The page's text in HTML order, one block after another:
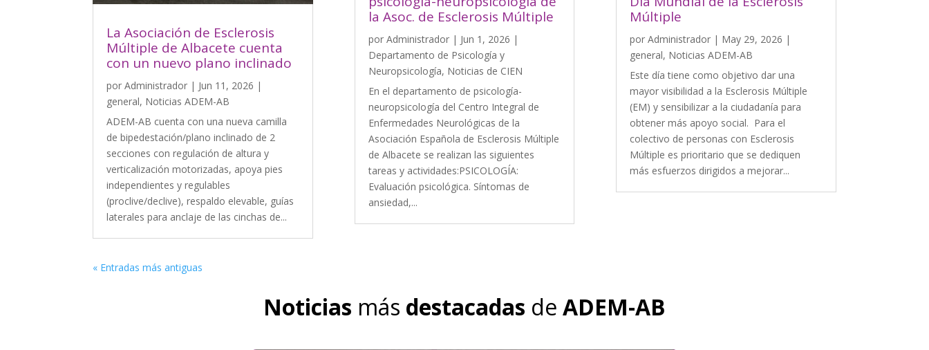
La Asociación de Esclerosis
Múltiple de Albacete cuenta
con un nuevo plano inclinado
porAdministrador | Jun 11, 2026 |
general, Noticias ADEM-AB
ADEM-AB cuenta con una nueva camilla
de bipedestación/plano inclinado de 2
secciones con regulación de altura y
verticalización motorizadas, apoya pies
independientes y regulables
(proclive/declive), respaldo elevable, guías
laterales para anclaje de las cinchas de...
la Asoc. de Esclerosis Múltiple
por Administrador| Jun 1, 2026 |
Departamento de Psicología y
Neuropsicología, Noticias de CIEN
En el departamento de psicología-
neuropsicología del Centro Integral de
Enfermedades Neurológicas de la
Asociación Española de Esclerosis Múltiple
de Albacete se realizan las siguientes
tareas y actividades:PSICOLOGÍA:
Evaluación psicológica. Síntomas de
ansiedad,...
Múltiple
por Administrador| May 29, 2026 |
general, Noticias ADEM-AB
Este día tiene como objetivo dar una
mayor visibilidad a la Esclerosis Múltiple
(EM) y sensibilizar a la ciudadanía para
obtener más apoyo social. Para el
colectivo de personas con Esclerosis
Múltiple es prioritario que se dediquen
más esfuerzos dirigidos a mejorar...
« Entradas más antiguas
Noticias más destacadas de ADEM-AB